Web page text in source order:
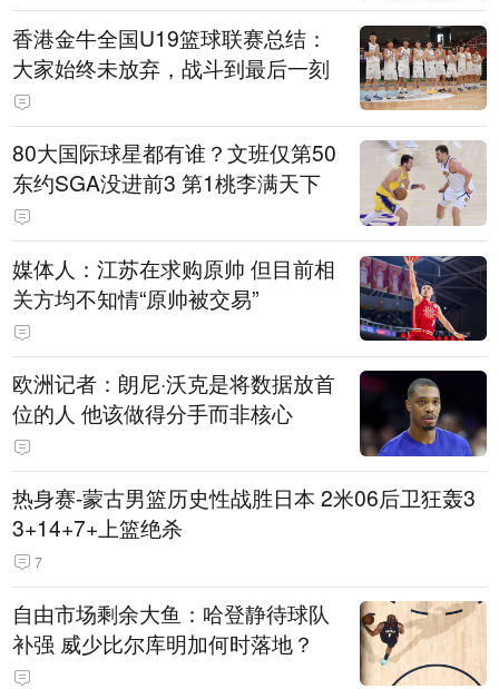
香港金牛全国U19篮球联赛总结：
大家始终未放弃，战斗到最后一刻
80大国际球星都有谁？文班仅第50
东约SGA没进前3 第1桃李满天下
媒体人：江苏在求购原帅 但目前相
关方均不知情“原帅被交易”
欧洲记者：朗尼·沃克是将数据放首
位的人 他该做得分手而非核心
热身赛-蒙古男篮历史性战胜日本 2米06后卫狂轰3
3+14+7+上篮绝杀
7
自由市场剩余大鱼：哈登静待球队
补强 威少比尔库明加何时落地？